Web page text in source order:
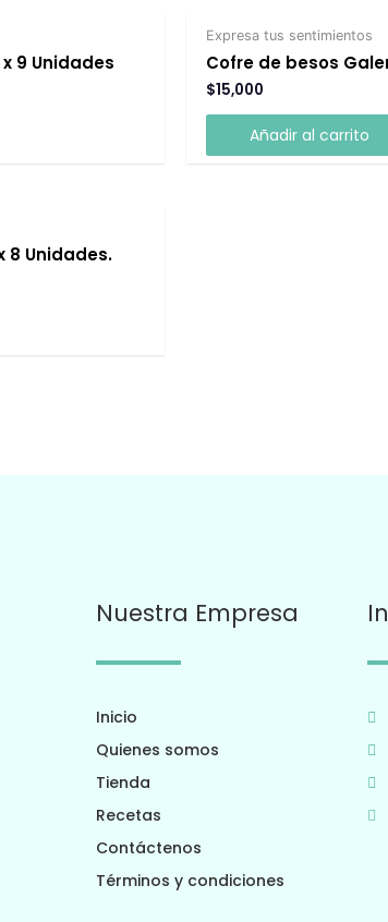
9 Unidades
Expresa tus sentimientos
Cofre de besos
$15,000
Añadir al carrito
8 Unidades.
Nuestra Empresa
Inicio
Quienes somos
Tienda
Recetas
Contáctenos
Términos y condiciones